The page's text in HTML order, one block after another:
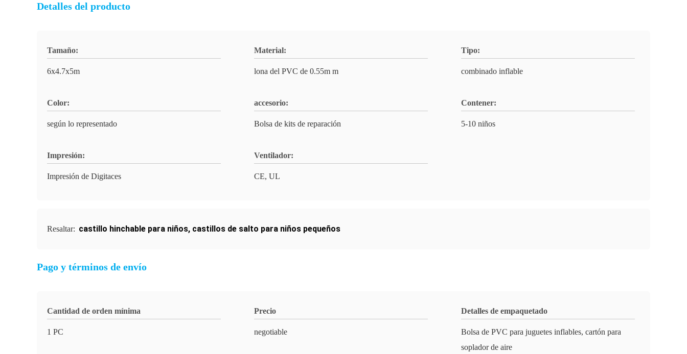
Detalles del producto
Tamaño:
6x4.7x5m
Material:
lona del PVC de 0.55m m
Tipo:
combinado inflable
Color:
según lo representado
accesorio:
Bolsa de kits de reparación
Contener:
5-10 niños
Impresión:
Impresión de Digitaces
Ventilador:
CE, UL
Resaltar: castillo hinchable para niños, castillos de salto para niños pequeños
Pago y términos de envío
Cantidad de orden mínima
1 PC
Precio
negotiable
Detalles de empaquetado
Bolsa de PVC para juguetes inflables, cartón para
soplador de aire